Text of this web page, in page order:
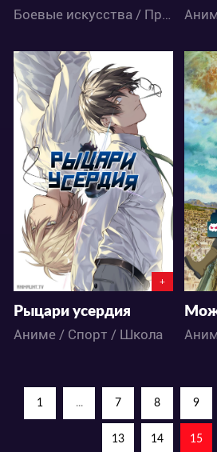
Боевые искусства / Приключения / Сёнэн / Фэнтези / Экшен / Аниме
21601
7
+
Рыцари усердия
Аниме / Спорт / Школа
1 ... 7 8 9
13 14 15